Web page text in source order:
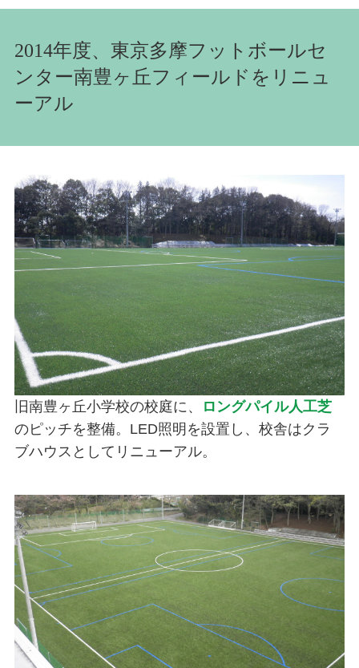
2014年度、東京多摩フットボールセ
ンター南豊ヶ丘フィールドをリニュ
ーアル
旧南豊ヶ丘小学校の校庭に、
ロングパイル人工芝
のピッチを整備。LED照明を設置し、校舎はクラ
ブハウスとしてリニューアル。